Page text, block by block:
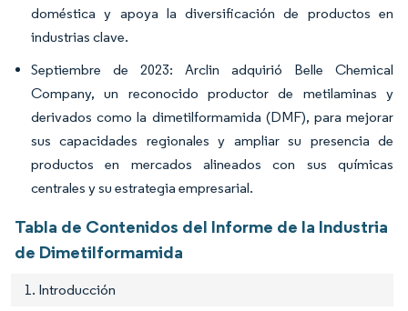
doméstica y apoya la diversificación de productos en
industrias clave.
Septiembre de 2023: Arclin adquirió Belle Chemical
Company, un reconocido productor de metilaminas y
derivados como la dimetilformamida (DMF), para mejorar
sus capacidades regionales y ampliar su presencia de
productos en mercados alineados con sus químicas
centrales y su estrategia empresarial.
Tabla de Contenidos del Informe de la Industria
de Dimetilformamida
1. Introducción